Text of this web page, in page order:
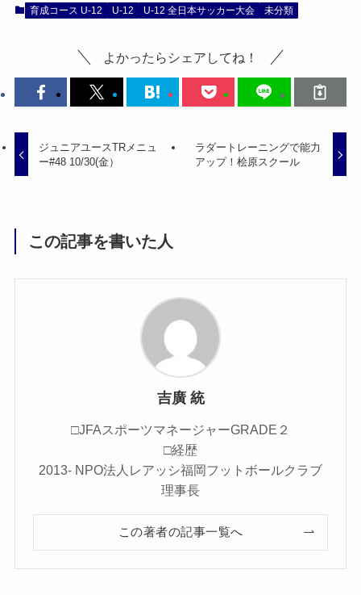
育成コース U-12 U-12 U-12 全日本サッカー大会 未分類
よかったらシェアしてね！
ジュニアユースTRメニュ
ー#48 10/30(金）
ラダートレーニングで能力
アップ！桧原スクール
この記事を書いた人
吉廣 統
□JFAスポーツマネージャーGRADE２
□経歴
2013- NPO法人レアッシ福岡フットボールクラブ
理事長
この著者の記事一覧へ